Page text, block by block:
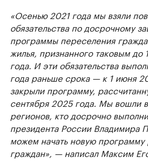
«Осенью 2021 года мы взяли
обязательства по досрочному
программы переселения
жилья, признанного таковым до
года. И эти обязательства
года раньше срока — к 1 июня
закрыли программу,
сентября 2025 года. Мы вошли
регионов, кто досрочно
президента России Владимира
можем начать новую программу
граждан», — написал Максим